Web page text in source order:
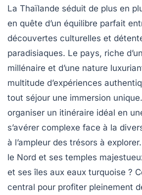
La Thaïlande séduit de plus en
en quête d’un équilibre parfait
découvertes culturelles et
paradisiaques. Le pays, riche
millénaire et d’une nature
multitude d’expériences
tout séjour une immersion
organiser un itinéraire idéal en
s’avérer complexe face à la
à l’ampleur des trésors à
le Nord et ses temples
et ses îles aux eaux turquoise ?
central pour profiter pleinement